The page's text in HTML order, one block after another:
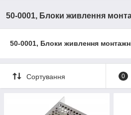
50-0001, Блоки живлення
50-0001, Блоки живлення
Сортування 0